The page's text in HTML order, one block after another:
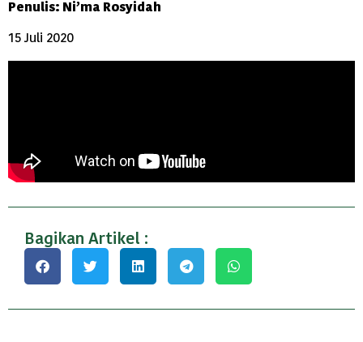
Penulis: Ni’ma Rosyidah
15 Juli 2020
Bagikan Artikel :